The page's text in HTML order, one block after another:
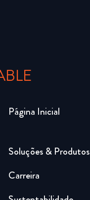
Página Inicial
Soluções & Produtos
Carreira